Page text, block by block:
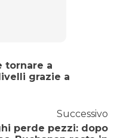
tornare a
grazie a
Successivo
perde pezzi: dopo